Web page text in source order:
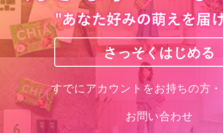
さっそくはじめる
すでにアカウントをお持ちの方
お問い合わせ